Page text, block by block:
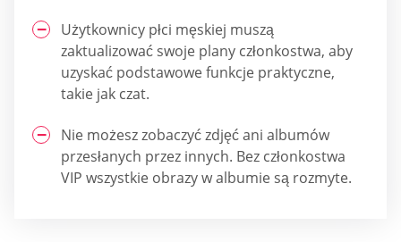
Użytkownicy płci męskiej muszą
zaktualizować swoje plany członkostwa, aby
uzyskać podstawowe funkcje praktyczne,
takie jak czat.
Nie możesz zobaczyć zdjęć ani albumów
przesłanych przez innych. Bez członkostwa
VIP wszystkie obrazy w albumie są rozmyte.